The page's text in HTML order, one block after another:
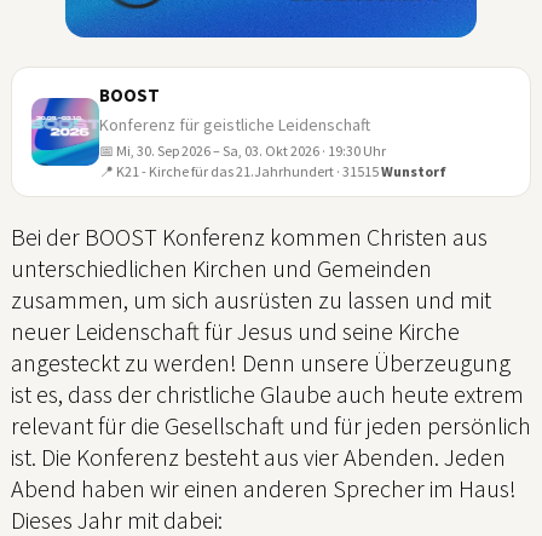
SEP
BOOST
Konferenz für geistliche Leidenschaft
📅 Mi, 30. Sep 2026 – Sa, 03. Okt 2026 · 19:30 Uhr
📍 K21 - Kirche für das 21.Jahrhundert · 31515Wunstorf
Bei der BOOST Konferenz kommen Christen aus
unterschiedlichen Kirchen und Gemeinden
zusammen, um sich ausrüsten zu lassen und mit
neuer Leidenschaft für Jesus und seine Kirche
angesteckt zu werden! Denn unsere Überzeugung
ist es, dass der christliche Glaube auch heute extrem
relevant für die Gesellschaft und für jeden persönlich
ist. Die Konferenz besteht aus vier Abenden. Jeden
Abend haben wir einen anderen Sprecher im Haus!
Dieses Jahr mit dabei: